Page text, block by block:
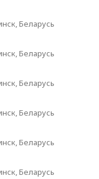
Беларусь
Беларусь
Беларусь
Беларусь
Беларусь
Беларусь